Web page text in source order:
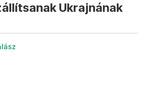
Ukrajnának